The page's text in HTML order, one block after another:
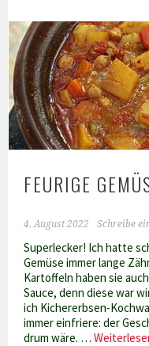
Tadschien
bruclu
FEURIGE
4. August 2022 Schreibe
Superlecker! Ich hatte
Gemüse immer lange
Kartoffeln haben sie
Sauce, denn diese war
ich Kichererbsen-
immer einfriere: der
drum wäre. …